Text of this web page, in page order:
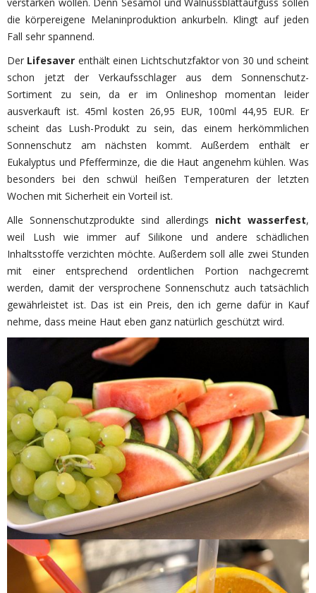
die körpereigene Melaninproduktion ankurbeln. Klingt auf jeden
Fall sehr spannend.
Der Lifesaver enthält einen Lichtschutzfaktor von 30 und scheint
schon jetzt der Verkaufsschlager aus dem Sonnenschutz-
Sortiment zu sein, da er im Onlineshop momentan leider
ausverkauft ist. 45ml kosten 26,95 EUR, 100ml 44,95 EUR. Er
scheint das Lush-Produkt zu sein, das einem herkömmlichen
Sonnenschutz am nächsten kommt. Außerdem enthält er
Eukalyptus und Pfefferminze, die die Haut angenehm kühlen. Was
besonders bei den schwül heißen Temperaturen der letzten
Wochen mit Sicherheit ein Vorteil ist.
Alle Sonnenschutzprodukte sind allerdings nicht wasserfest,
weil Lush wie immer auf Silikone und andere schädlichen
Inhaltsstoffe verzichten möchte. Außerdem soll alle zwei Stunden
mit einer entsprechend ordentlichen Portion nachgecremt
werden, damit der versprochene Sonnenschutz auch tatsächlich
gewährleistet ist. Das ist ein Preis, den ich gerne dafür in Kauf
nehme, dass meine Haut eben ganz natürlich geschützt wird.